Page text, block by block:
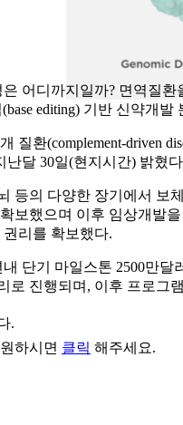
어디까지일까? 면역질
editing) 기반 신약개발
질환(complement-driven
달 30일(현지시간) 밝혔
등의 다양한 장기에서
보했으며 이후 임상개발
리를 확보했다.
단기 마일스톤 2500만
로 진행되며, 이후 프로그
.
하시면 클릭 해주세요.